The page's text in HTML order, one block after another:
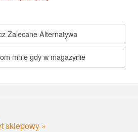
Zalecane Alternatywa
mnie gdy w magazynie
sklepowy »